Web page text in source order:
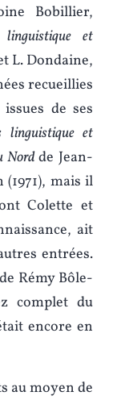
Bobillier,
et
L. Dondaine,
recueillies
de ses
linguistique et
Nordde Jean-
mais il
Colette et
ait
entrées.
Rémy Bôle-
complet du
encore en
au moyen de